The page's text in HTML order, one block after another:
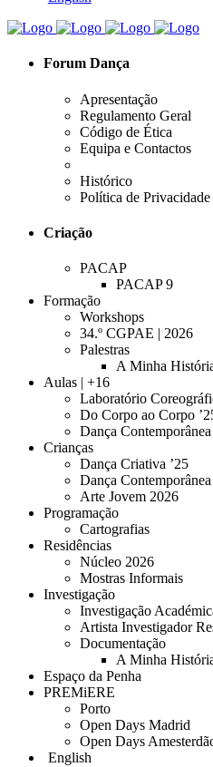
Forum Dança
Apresentação
Regulamento Geral
Código de Ética
Equipa e Contactos
Histórico
Política de Privacidade
Criação
PACAP
PACAP 9
Formação
Workshops
34.º CGPAE | 2026
Palestras
A Minha
Aulas | +16
Laboratório
Do Corpo ao Corpo
Dança Contemporânea
Crianças
Dança Criativa ’25
Dança
Arte Jovem 2026
Programação
Cartografias
Residências
Núcleo 2026
Mostras Informais
Investigação
Investigação
Artista Investigador
Documentação
A Minha
Espaço da Penha
PREMiERE
Porto
Open Days Madrid
Open Days
English